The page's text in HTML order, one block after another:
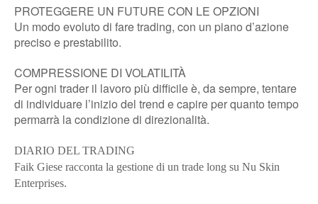
PROTEGGERE UN FUTURE CON LE OPZIONI
Un modo evoluto di fare trading, con un piano d’azione
preciso e prestabilito.
COMPRESSIONE DI VOLATILITÀ
Per ogni trader il lavoro più difficile è, da sempre, tentare
di individuare l’inizio del trend e capire per quanto tempo
permarrà la condizione di direzionalità.
DIARIO DEL TRADING
Faik Giese racconta la gestione di un trade long su Nu Skin
Enterprises.